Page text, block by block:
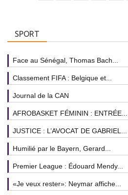
SPORT
Face au Sénégal, Thomas Bach...
Classement FIFA : Belgique et...
Journal de la CAN
AFROBASKET FÉMININ : ENTRÉE...
JUSTICE : L’AVOCAT DE GABRIEL...
Humilié par le Bayern, Gerard...
Premier League : Édouard Mendy...
«Je veux rester»: Neymar affiche...